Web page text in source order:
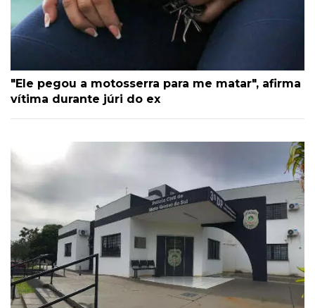
"Ele pegou a motosserra para me matar", afirma
vítima durante júri do ex